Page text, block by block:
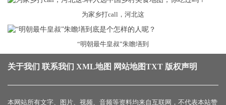
为家乡打call，河北这
“明朝最牛皇叔”朱瞻墡到
关于我们 联系我们 XML地图 网站地图TXT 版权声明
本网站所有文字、图片、视频、音频等资料均来自互联网，不代表本站赞